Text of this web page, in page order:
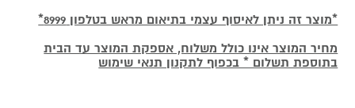
*מוצר זה ניתן לאיסוף עצמי בתיאום מראש בטלפון 8999*
מחיר המוצר אינו כולל משלוח, אספקת המוצר עד הבית
בתוספת תשלום * בכפוף לתקנון תנאי שימוש